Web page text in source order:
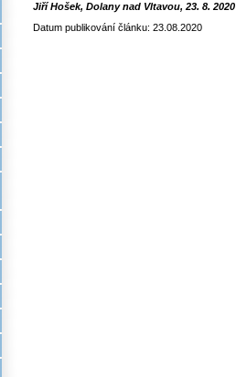
Jiří Hošek, Dolany nad Vltavou, 23. 8. 2020
Datum publikování článku: 23.08.2020